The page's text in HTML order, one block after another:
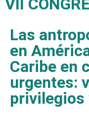
VII
Las
en
Caribe en
urgentes:
privilegios